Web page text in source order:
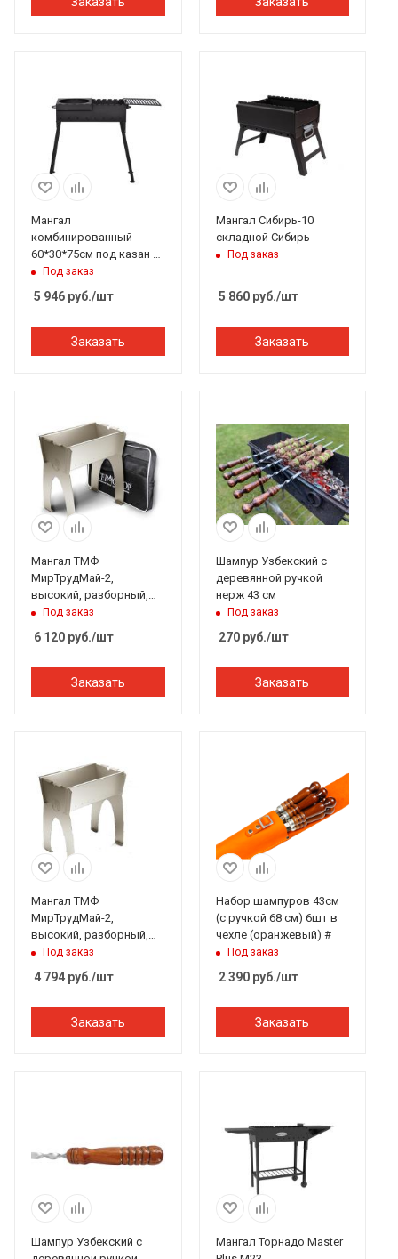
Мангал
комбинированный
60*30*75см под казан с
решеткой Гриль
Под заказ
5 946 руб./шт
Заказать
Мангал Сибирь-10
складной Сибирь
Под заказ
5 860руб./шт
Заказать
Мангал ТМФ
МирТрудМай-2,
высокий, разборный,
решетка-гриль, с
Под заказ
6 120 руб./шт
Заказать
Шампур Узбекский с
деревянной ручкой
нерж 43 см
Под заказ
270руб./шт
Заказать
Мангал ТМФ
МирТрудМай-2,
высокий, разборный,
решетка-гриль, без
сумки
Под заказ
4 794 руб./шт
Заказать
Набор шампуров 43см
(с ручкой 68 см) 6шт в
чехле (оранжевый) #
Под заказ
2 390руб./шт
Заказать
Шампур Узбекский с
Мангал Торнадо Master